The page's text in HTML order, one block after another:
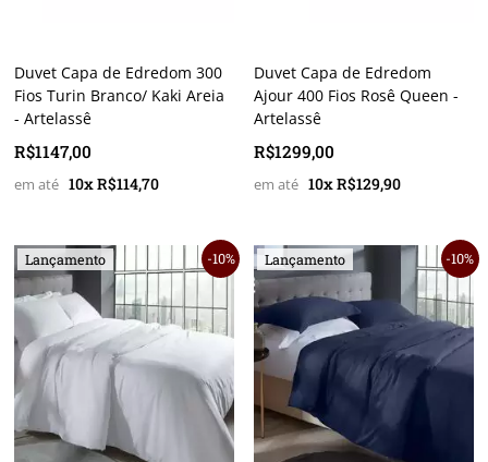
Duvet Capa de Edredom 300
Fios Turin Branco/ Kaki Areia
- Artelassê
R$1147,00
10x R$114,70
Duvet Capa de Edredom
Ajour 400 Fios Rosê Queen -
Artelassê
R$1299,00
10x R$129,90
Lançamento 10% Lançamento 10%